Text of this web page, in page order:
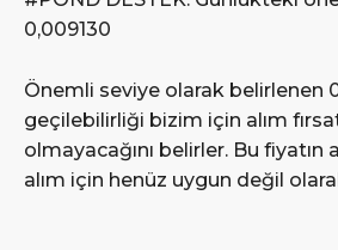
0,009130
Önemli seviye olarak belirlenen
geçilebilirliği bizim için alım
olmayacağını belirler. Bu fiyatın
alım için henüz uygun değil